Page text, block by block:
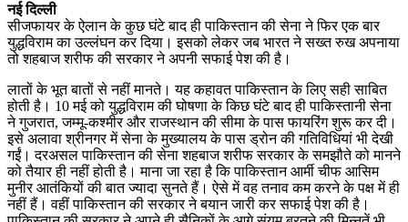
नई दिल्ली
सीजफायर के ऐलान के कुछ घंटे बाद ही पाकिस्तान की सेना ने फिर एक बार
युद्धविराम का उल्लंघन कर दिया। इसको लेकर जब भारत ने सख्त रुख अपनाया
तो शहबाज शरीफ की सरकार ने अपनी सफाई पेश की है।
लातों के भूत बातों से नहीं मानते। यह कहावत पाकिस्तान के लिए सही साबित
होती है। 10 मई को युद्धविराम की घोषणा के किछ घंटे बाद ही पाकिस्तानी सेना
ने गुजरात, जम्मू-कश्मीर और राजस्थान की सीमा के पास फायरिंग शुरू कर दी।
इसे अलावा श्रीनगर में सेना के मुख्यालय के पास ड्रोन की गतिविधियां भी देखी
गईं। दरअसल पाकिस्तान की सेना शहबाज शरीफ सरकार के समझौते को मानने
को तैयार ही नहीं होती है। माना जा रहा है कि पाकिस्तान आर्मी चीफ आसिम
मुनीर आतंकियों की बात ज्यादा सुनते हैं। ऐसे में वह तनाव कम करने के पक्ष में ही
नहीं हैं। वहीं पाकिस्तान की सरकार ने बयान जारी कर सफाई पेश की है।